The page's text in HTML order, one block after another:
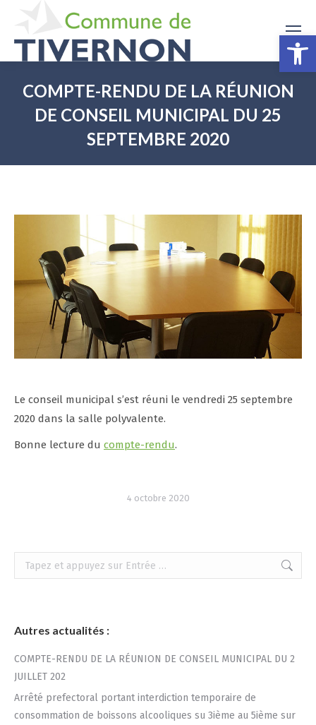
COMPTE-RENDU DE LA RÉUNION
DE CONSEIL MUNICIPAL DU 25
SEPTEMBRE 2020
Le conseil municipal s’est réuni le vendredi 25 septembre
2020 dans la salle polyvalente.
Bonne lecture du compte-rendu.
4 octobre 2020
Recherche
:
Autres actualités :
COMPTE-RENDU DE LA RÉUNION DE CONSEIL MUNICIPAL DU 2
JUILLET 202
Arrêté prefectoral portant interdiction temporaire de
consommation de boissons alcooliques su 3ième au 5ième sur